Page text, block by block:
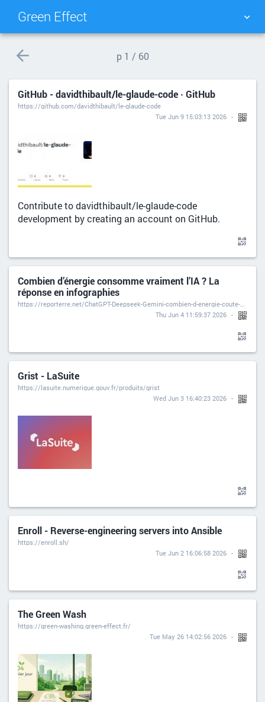
Green Effect
p1 / 60
GitHub - davidthibault/le-glaude-code · GitHub
https://github.com/davidthibault/le-glaude-code
Tue Jun 9 15:03:13 2026
Contribute to davidthibault/le-glaude-code
development by creating an account on GitHub.
Combien d’énergie consomme vraiment l’IA ? La
réponse en infographies
https://reporterre.net/ChatGPT-Deepseek-Gemini-combien-d-energie-coute-vraiment-une-requete
Thu Jun 4 11:59:37 2026
Grist - LaSuite
https://lasuite.numerique.gouv.fr/produits/grist
Wed Jun 3 16:40:23 2026
Enroll - Reverse-engineering servers into Ansible
https://enroll.sh/
Tue Jun 2 16:06:58 2026
The Green Wash
https://green-washing.green-effect.fr/
Tue May 26 14:02:56 2026